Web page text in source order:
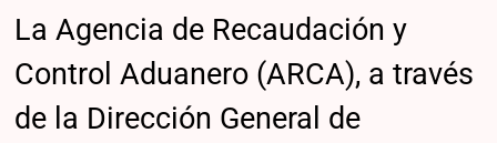
La Agencia de Recaudación y
Control Aduanero (ARCA), a través
de la Dirección General de